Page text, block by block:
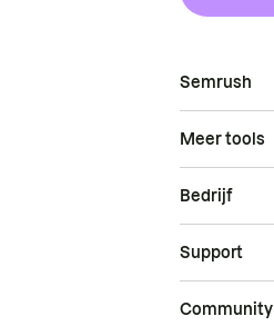
Semrush
Meer tools
Bedrijf
Support
Community